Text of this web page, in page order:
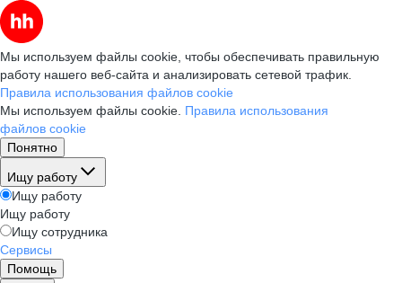
Мы используем файлы cookie, чтобы обеспечивать правильную
работу нашего веб-сайта и анализировать сетевой трафик.
Правила использования файлов cookie
Мы используем файлы cookie. Правила использования
файлов cookie
Понятно
Ищу работу
Ищу работу
Ищу работу
Ищу сотрудника
Сервисы
Помощь